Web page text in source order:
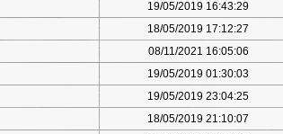
19/05/2019 16:43:29
18/05/2019 17:12:27
08/11/2021 16:05:06
19/05/2019 01:30:03
19/05/2019 23:04:25
18/05/2019 21:10:07